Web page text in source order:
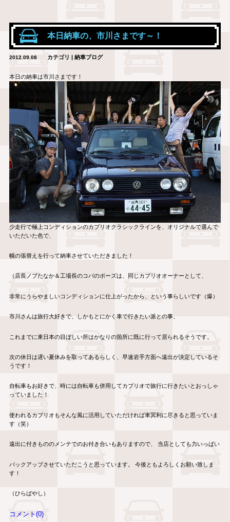
本日納車の、市川さまです～！
2012.09.08 カテゴリ | 納車ブログ
本日の納車は市川さまです！
少走行で極上コンディションのカブリオクラシックラインを、オリジナルで選んで
いただいた色で、
幌の張替えを行って納車させていただきました！
（店長ノブたなか＆工場長のコバのポーズは、同じカブリオオーナーとして、
非常にうらやましいコンディションに仕上がったから、という事らしいです（爆）
市川さんは旅行大好きで、しかもとにかく車で行きたい派との事、
これまでに東日本の目ぼしい所はかなりの箇所に既に行って居られるそうです。
次の休日は遅い夏休みを取ってあるらしく、早速岩手方面へ遠出が決定しているそ
うです！
自転車もお好きで、時には自転車も併用してカブリオで旅行に行きたいとおっしゃ
っていました！
使われるカブリオもそんな風に活用していただければ車冥利に尽きると思っていま
す（笑）
遠出に付きもののメンテでのお付き合いもありますので、 当店としても力いっぱい
バックアップさせていただこうと思っています。 今後ともよろしくお願い致しま
す！
（ひらばやし）
コメント(0)